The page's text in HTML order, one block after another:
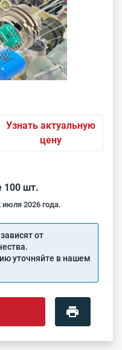
Узнать актуальную
цену
100 шт.
июля 2026 года.
от
уточняйте в нашем